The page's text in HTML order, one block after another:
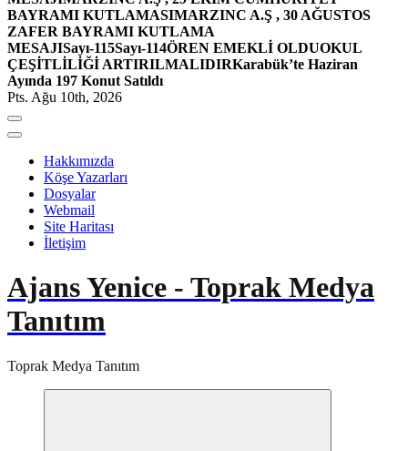
BAYRAMI KUTLAMASIMARZINC A.Ş , 30 AĞUSTOS
ZAFER BAYRAMI KUTLAMA
MESAJISayı-115Sayı-114ÖREN EMEKLİ OLDUOKUL
ÇEŞİTLİLİĞİ ARTIRILMALIDIRKarabük’te Haziran
Ayında 197 Konut Satıldı
Pts. Ağu 10th, 2026
Hakkımızda
Köşe Yazarları
Dosyalar
Webmail
Site Haritası
İletişim
Ajans Yenice - Toprak Medya
Tanıtım
Toprak Medya Tanıtım